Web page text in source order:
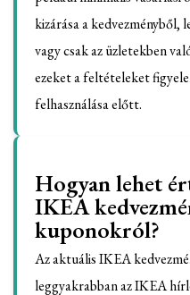
kizárása a kedvezményből,
vagy csak az üzletekben
ezeket a feltételeket
felhasználása előtt.
Hogyan lehet
IKEA
kuponokról?
Az aktuális IKEA
leggyakrabban az IKEA